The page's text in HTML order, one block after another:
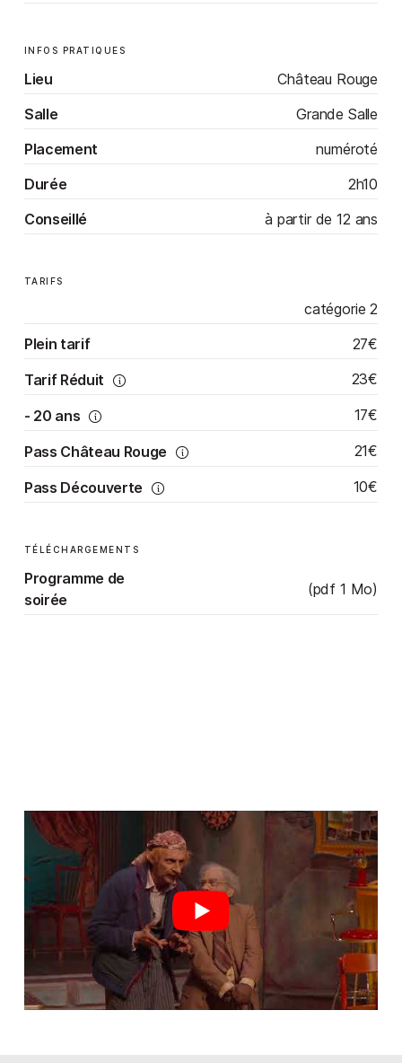
INFOS PRATIQUES
Lieu
Château Rouge
Salle
Grande Salle
Placement
numéroté
Durée
2h10
Conseillé
à partir de 12 ans
TARIFS
catégorie 2
Plein tarif
27€
Tarif Réduit 23€
- 20 ans 17€
Pass Château Rouge 21€
Pass Découverte 10€
TÉLÉCHARGEMENTS
Programme de
soirée
(pdf 1 Mo)